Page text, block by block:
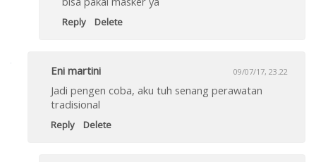
Reply Delete
Eni martini 09/07/17, 23.22
Jadi pengen coba, aku tuh senang perawatan
tradisional
Reply Delete